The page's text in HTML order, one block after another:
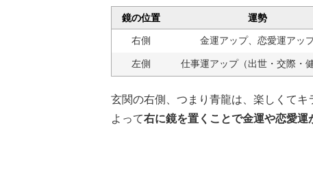
鏡の位置 運勢
右側 金運アップ、恋愛運アッ
左側 仕事運アップ（出世・交際・健
玄関の右側、つまり青龍は、楽しくてキ
よって右に鏡を置くことで金運や恋愛運